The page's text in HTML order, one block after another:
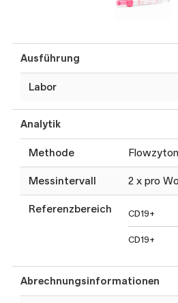
Ausführung
Labor
Analytik
Methode
Messintervall 2 x pro
Referenzbereich CD19+
CD19+
Abrechnungsinformationen